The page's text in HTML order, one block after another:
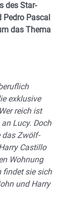
des Star-
Pascal
das Thema
exklusive
reich ist
Lucy. Doch
das Zwölf-
Castillo
Wohnung
findet sie sich
und Harry